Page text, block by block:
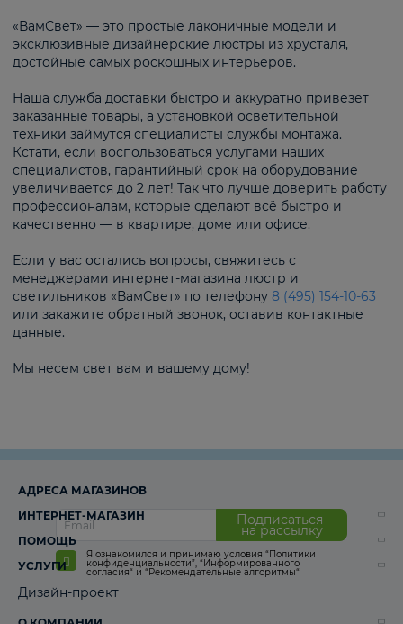
«ВамСвет» — это простые лаконичные модели и
эксклюзивные дизайнерские люстры из хрусталя,
достойные самых роскошных интерьеров.
Наша служба доставки быстро и аккуратно привезет
заказанные товары, а установкой осветительной
техники займутся специалисты службы монтажа.
Кстати, если воспользоваться услугами наших
специалистов, гарантийный срок на оборудование
увеличивается до 2 лет! Так что лучше доверить работу
профессионалам, которые сделают всё быстро и
качественно — в квартире, доме или офисе.
Если у вас остались вопросы, свяжитесь с
менеджерами интернет-магазина люстр и
светильников «ВамСвет» по телефону 8 (495) 154-10-63
или закажите обратный звонок, оставив контактные
данные.
Мы несем свет вам и вашему дому!
Подписаться
на рассылку
Я ознакомился и принимаю условия “Политики
конфиденциальности”, “Информированного
согласия“ и “Рекомендательные алгоритмы“
АДРЕСА МАГАЗИНОВ
ИНТЕРНЕТ-МАГАЗИН
ПОМОЩЬ
УСЛУГИ
Дизайн-проект